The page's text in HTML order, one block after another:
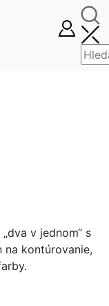
v jednom“ s
na kontúrovanie,